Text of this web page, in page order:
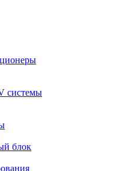
системы
блок